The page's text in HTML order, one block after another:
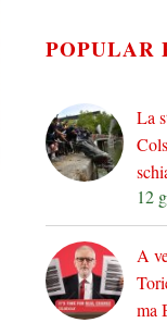
POPULAR
La
12
A
ma